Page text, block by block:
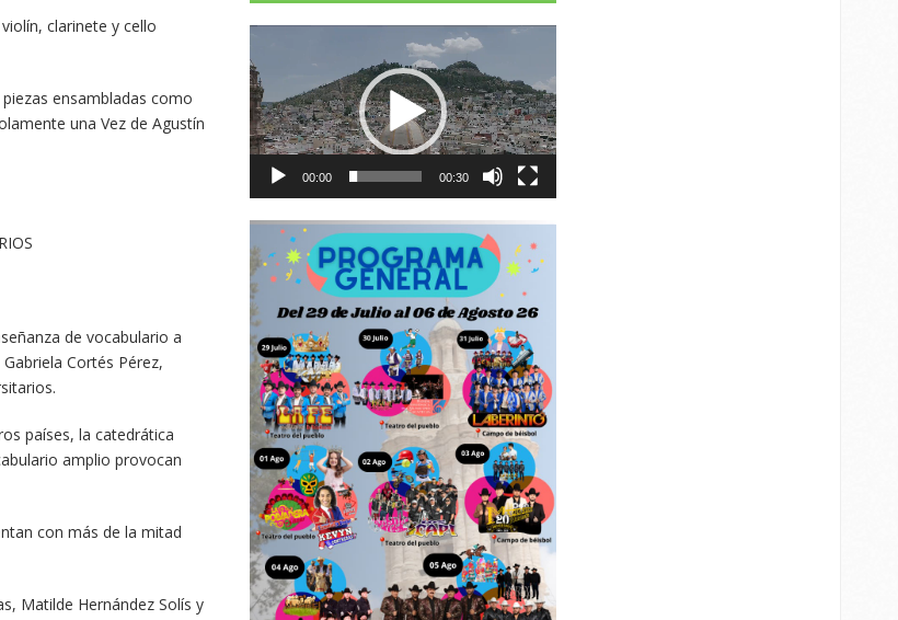
clarinete y cello
ensambladas como
una Vez de Agustín
de vocabulario a
Cortés Pérez,
países, la catedrática
amplio provocan
con más de la mitad
Matilde Hernández Solís y
de
vídeo
00:00 00:30